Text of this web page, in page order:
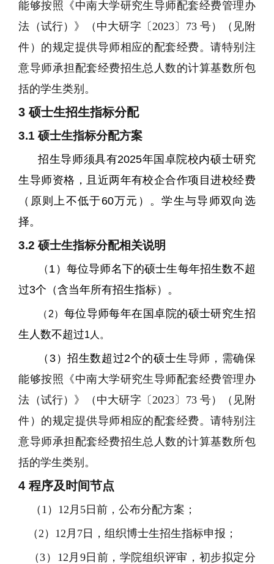
能够按照《中南大学研究生导师配套经费管理办
法（试行）》（中大研字〔2023〕73 号）（见附
件）的规定提供导师相应的配套经费。请特别注
意导师承担配套经费招生总人数的计算基数所包
括的学生类别。
3硕士生招生指标分配
3.1硕士生指标分配方案
招生导师须具有2025年国卓院校内硕士研究
生导师资格，且近两年有校企合作项目进校经费
（原则上不低于60万元）。学生与导师双向选
择。
3.2硕士生指标分配相关说明
（ 1 ）每位导师名下的硕士生每年招生数不超
过3个（含当年所有招生指标）。
（ 2） 每位导师每年在国卓院的硕士研究生招
生人数不超过1 人。
（ 3）招生数超过2个的硕士生导师，需确保
能够按照《中南大学研究生导师配套经费管理办
法（试行）》（中大研字〔2023〕73 号）（见附
件）的规定提供导师相应的配套经费。请特别注
意导师承担配套经费招生总人数的计算基数所包
括的学生类别。
4程序及 时间节点
（1）12月5日前，公布分配方案；
（2）12月7日，组织博士生招生指标申报；
（3）12月9日前，学院组织评审，初步拟定分